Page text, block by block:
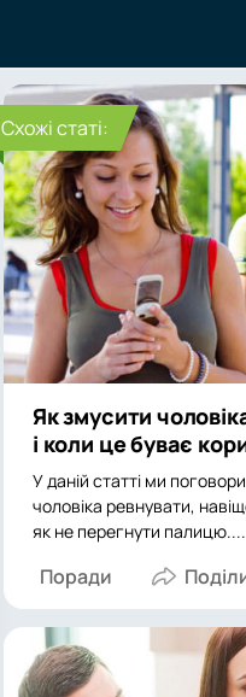
Cхожі статі:
Як змусити
і коли це буває
У даній статті ми
чоловіка ревнувати,
як не перегнути палицю....
Поради